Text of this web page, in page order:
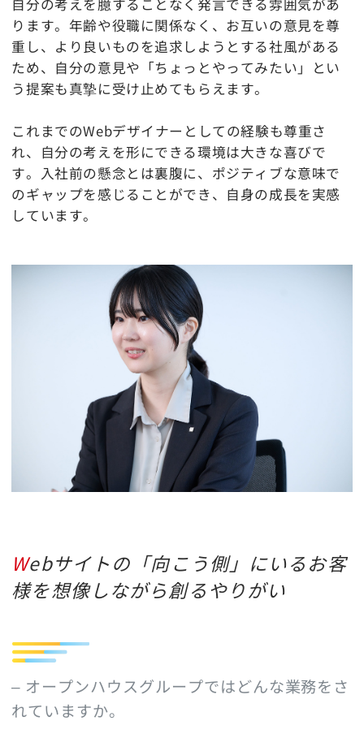
自分の考えを臆することなく発言できる雰囲気があ
ります。年齢や役職に関係なく、お互いの意見を尊
重し、より良いものを追求しようとする社風がある
ため、自分の意見や「ちょっとやってみたい」とい
う提案も真摯に受け止めてもらえます。
これまでのWebデザイナーとしての経験も尊重さ
れ、自分の考えを形にできる環境は大きな喜びで
す。入社前の懸念とは裏腹に、ポジティブな意味で
のギャップを感じることができ、自身の成長を実感
しています。
Webサイトの「向こう側」にいるお客
様を想像しながら創るやりがい
– オープンハウスグループではどんな業務をさ
れていますか。